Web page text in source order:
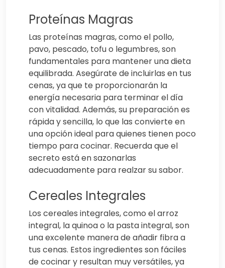
Proteínas Magras
Las proteínas magras, como el pollo,
pavo, pescado, tofu o legumbres, son
fundamentales para mantener una dieta
equilibrada. Asegúrate de incluirlas en tus
cenas, ya que te proporcionarán la
energía necesaria para terminar el día
con vitalidad. Además, su preparación es
rápida y sencilla, lo que las convierte en
una opción ideal para quienes tienen poco
tiempo para cocinar. Recuerda que el
secreto está en sazonarlas
adecuadamente para realzar su sabor.
Cereales Integrales
Los cereales integrales, como el arroz
integral, la quinoa o la pasta integral, son
una excelente manera de añadir fibra a
tus cenas. Estos ingredientes son fáciles
de cocinar y resultan muy versátiles, ya